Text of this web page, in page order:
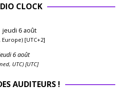
CLOCK
jeudi 6 août
Europe) [UTC+2]
6 août
UTC) [UTC]
AUDITEURS !